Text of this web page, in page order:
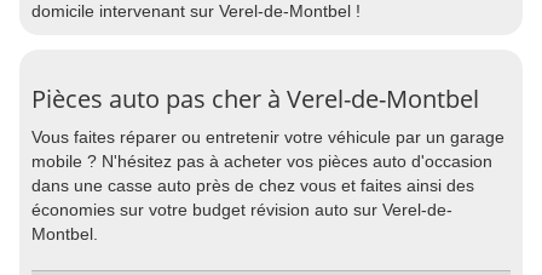
domicile intervenant sur Verel-de-Montbel !
Pièces auto pas cher à Verel-de-Montbel
Vous faites réparer ou entretenir votre véhicule par un garage
mobile ? N'hésitez pas à acheter vos pièces auto d'occasion
dans une casse auto près de chez vous et faites ainsi des
économies sur votre budget révision auto sur Verel-de-
Montbel.